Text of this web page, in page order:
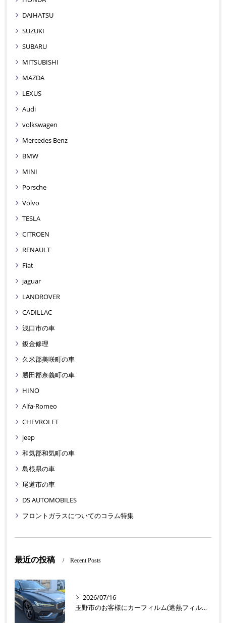
DAIHATSU
SUZUKI
SUBARU
MITSUBISHI
MAZDA
LEXUS
Audi
volkswagen
Mercedes Benz
BMW
MINI
Porsche
Volvo
TESLA
CITROEN
RENAULT
Fiat
jaguar
LANDROVER
CADILLAC
浅口市の車
鈑金修理
久米郡美咲町の車
勝田郡奈義町の車
HINO
Alfa-Romeo
CHEVROLET
jeep
和気郡和気町の車
島根県の車
尾道市の車
DS AUTOMOBILES
フロントガラスについてのコラム特集
最近の投稿 Recent Posts
2026/07/16
玉野市のお客様にカーフィルム(遮熱フィルム) V60【nexus株式会社】